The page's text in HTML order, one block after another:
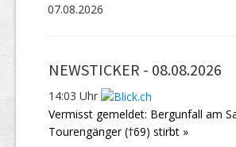
07.08.2026
NEWSTICKER - 08.08.2026
14:03 Uhr
Vermisst gemeldet: Bergunfall am
Tourengänger (†69) stirbt »